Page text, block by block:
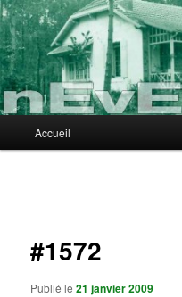
Aller
au
contenu
principalnEvErLaNd
principal
Accueil
#1572
Publié le21 janvier 2009